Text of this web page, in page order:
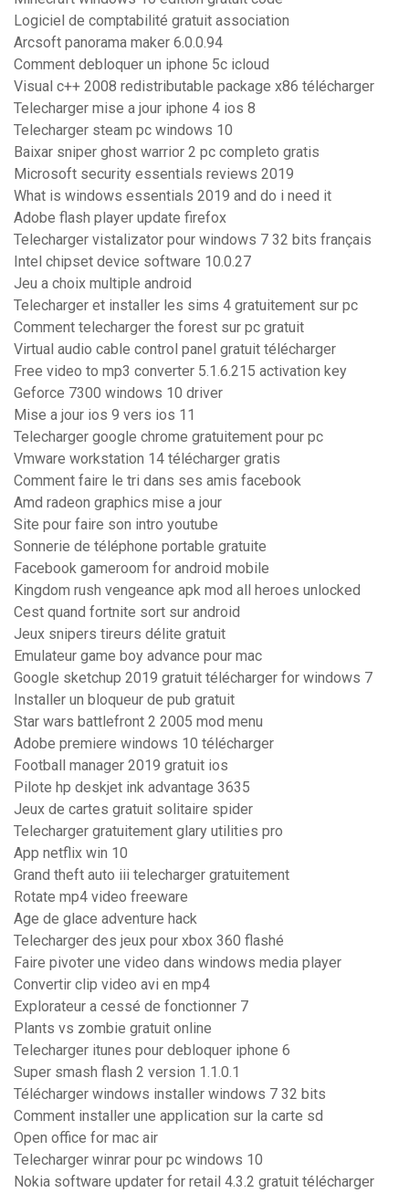
Logiciel de comptabilité gratuit association
Arcsoft panorama maker 6.0.0.94
Comment debloquer un iphone 5c icloud
Visual c++ 2008 redistributable package x86 télécharger
Telecharger mise a jour iphone 4 ios 8
Telecharger steam pc windows 10
Baixar sniper ghost warrior 2 pc completo gratis
Microsoft security essentials reviews 2019
What is windows essentials 2019 and do i need it
Adobe flash player update firefox
Telecharger vistalizator pour windows 7 32 bits français
Intel chipset device software 10.0.27
Jeu a choix multiple android
Telecharger et installer les sims 4 gratuitement sur pc
Comment telecharger the forest sur pc gratuit
Virtual audio cable control panel gratuit télécharger
Free video to mp3 converter 5.1.6.215 activation key
Geforce 7300 windows 10 driver
Mise a jour ios 9 vers ios 11
Telecharger google chrome gratuitement pour pc
Vmware workstation 14 télécharger gratis
Comment faire le tri dans ses amis facebook
Amd radeon graphics mise a jour
Site pour faire son intro youtube
Sonnerie de téléphone portable gratuite
Facebook gameroom for android mobile
Kingdom rush vengeance apk mod all heroes unlocked
Cest quand fortnite sort sur android
Jeux snipers tireurs délite gratuit
Emulateur game boy advance pour mac
Google sketchup 2019 gratuit télécharger for windows 7
Installer un bloqueur de pub gratuit
Star wars battlefront 2 2005 mod menu
Adobe premiere windows 10 télécharger
Football manager 2019 gratuit ios
Pilote hp deskjet ink advantage 3635
Jeux de cartes gratuit solitaire spider
Telecharger gratuitement glary utilities pro
App netflix win 10
Grand theft auto iii telecharger gratuitement
Rotate mp4 video freeware
Age de glace adventure hack
Telecharger des jeux pour xbox 360 flashé
Faire pivoter une video dans windows media player
Convertir clip video avi en mp4
Explorateur a cessé de fonctionner 7
Plants vs zombie gratuit online
Telecharger itunes pour debloquer iphone 6
Super smash flash 2 version 1.1.0.1
Télécharger windows installer windows 7 32 bits
Comment installer une application sur la carte sd
Open office for mac air
Telecharger winrar pour pc windows 10
Nokia software updater for retail 4.3.2 gratuit télécharger